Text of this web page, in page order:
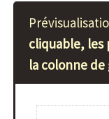
cliquable, les
la colonne de